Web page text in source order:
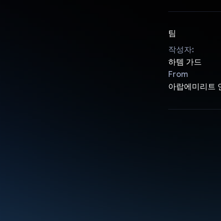
팀
작성자:
하템 가드
From
아랍에미리트